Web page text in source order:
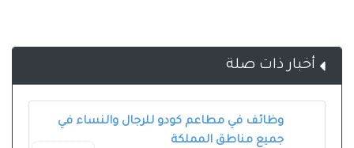
أخبار ذات صلة
وظائف في مطاعم كودو للرجال والنساء في
جميع مناطق المملكة